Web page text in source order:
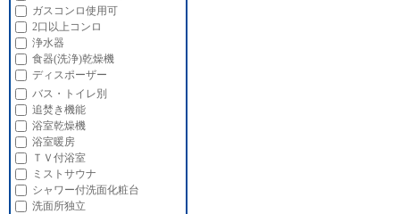
ガスコンロ使用可
2口以上コンロ
浄水器
食器(洗浄)乾燥機
ディスポーザー
バス・トイレ別
追焚き機能
浴室乾燥機
浴室暖房
ＴＶ付浴室
ミストサウナ
シャワー付洗面化粧台
洗面所独立